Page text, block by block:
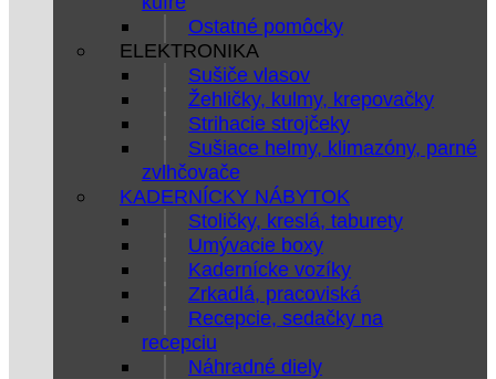
Ostatné pomôcky
ELEKTRONIKA
Sušiče vlasov
Žehličky, kulmy, krepovačky
Strihacie strojčeky
Sušiace helmy, klimazóny, parné
zvlhčovače
KADERNÍCKY NÁBYTOK
Stoličky, kreslá, taburety
Umývacie boxy
Kadernícke vozíky
Zrkadlá, pracoviská
Recepcie, sedačky na
recepciu
Náhradné diely